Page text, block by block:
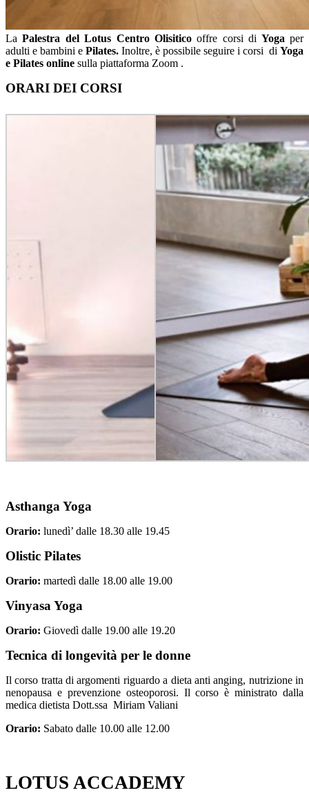
LaPalestra del Lotus Centro Olisitico offre corsi di Yoga per
adulti e bambini e Pilates. Inoltre, è possibile seguire i corsi di Yoga
e Pilates online sulla piattaforma Zoom .
ORARI DEI CORSI
Asthanga Yoga
Orario: lunedì’ dalle 18.30 alle 19.45
Olistic Pilates
Orario: martedì dalle 18.00 alle 19.00
Vinyasa Yoga
Orario: Giovedì dalle 19.00 alle 19.20
Tecnica di longevità per le donne
Il corso tratta di argomenti riguardo a dieta anti anging, nutrizione in
nenopausa e prevenzione osteoporosi. Il corso è ministrato dalla
medica dietista Dott.ssa Miriam Valiani
Orario: Sabato dalle 10.00 alle 12.00
LOTUS ACCADEMY